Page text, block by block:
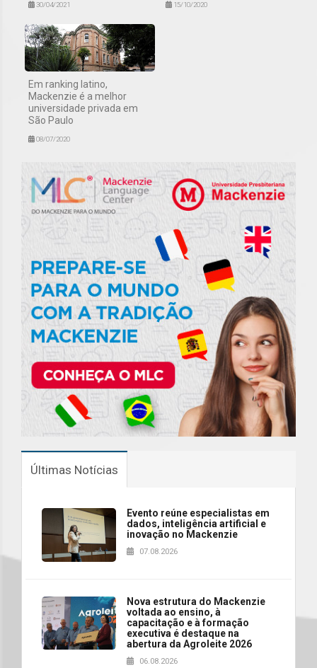
30/04/2021 15/10/2020
Em ranking latino,
Mackenzie é a melhor
universidade privada em
São Paulo
08/07/2020
Últimas Notícias
Evento reúne especialistas em
dados, inteligência artificial e
inovação no Mackenzie
07.08.2026
Nova estrutura do Mackenzie
voltada ao ensino, à
capacitação e à formação
executiva é destaque na
abertura da Agroleite 2026
06.08.2026